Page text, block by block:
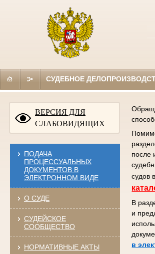
СУДЕБНОЕ
ВЕРСИЯ ДЛЯ
СЛАБОВИДЯЩИХ
ПОДАЧА
ПРОЦЕССУАЛЬНЫХ
ДОКУМЕНТОВ В
ЭЛЕКТРОННОМ ВИДЕ
О СУДЕ
СУДЕЙСКОЕ
СООБЩЕСТВО
НОРМАТИВНЫЕ АКТЫ
после
судов
В
и
в